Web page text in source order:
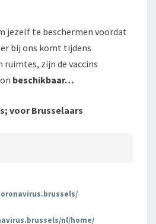
jezelf te beschermen voordat
bij ons komt tijdens
zijn de vaccins
beschikbaar…
voor Brusselaars
nl/home/